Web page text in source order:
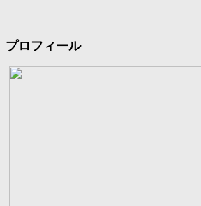
プロフィール